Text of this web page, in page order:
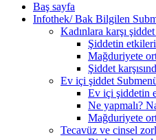
Baş sayfa
Infothek/ Bak Bilgilen
Kadınlara karşı şiddet
Şiddetin etkileri
Mağduriyete
Şiddet
Ev içi şiddet
Ev içi şiddetin
Ne yapmalı?
Mağduriyete
Tecavüz ve cinsel